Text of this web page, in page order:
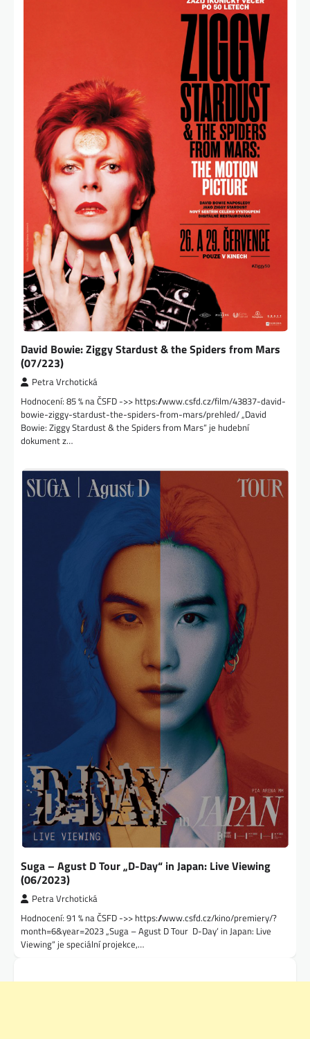
David Bowie: Ziggy Stardust & the Spiders from Mars
(07/223)
Petra Vrchotická
Hodnocení: 85 % na ČSFD ->> https://www.csfd.cz/film/43837-david-
bowie-ziggy-stardust-the-spiders-from-mars/prehled/ „David
Bowie: Ziggy Stardust & the Spiders from Mars“ je hudební
dokument z…
Suga – Agust D Tour „D-Day“ in Japan: Live Viewing
(06/2023)
Petra Vrchotická
Hodnocení: 91 % na ČSFD ->> https://www.csfd.cz/kino/premiery/?
month=6&year=2023 „Suga – Agust D Tour ‚D-Day‘ in Japan: Live
Viewing“ je speciální projekce,…